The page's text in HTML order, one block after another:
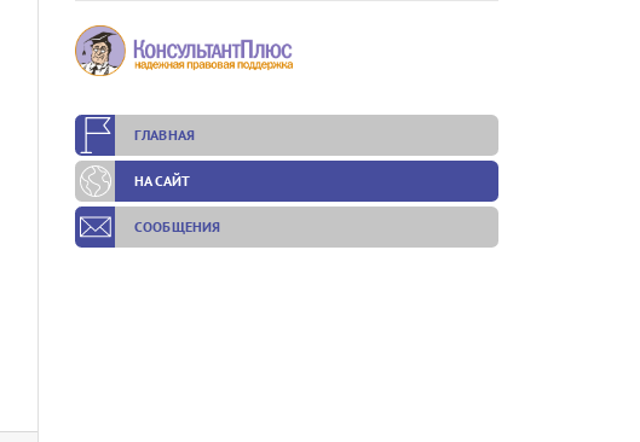
ГЛАВНАЯ
НА САЙТ
СООБЩЕНИЯ